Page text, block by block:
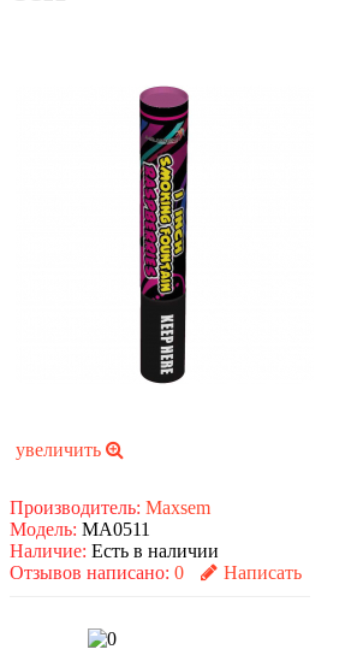
увеличить
Производитель: Maxsem
Модель: MA0511
Наличие: Есть в наличии
Отзывов написано: 0 Написать